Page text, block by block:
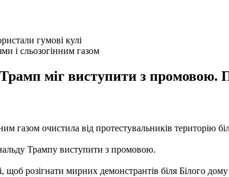
і сльозогінним газом
міг виступити з
газом очистила від протестувальників територію
Трампу виступити з промовою.
щоб розігнати мирних демонстрантів біля Білого